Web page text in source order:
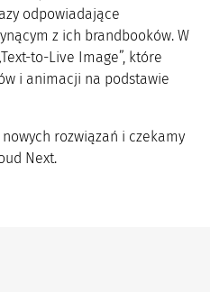
odpowiadające
z ich brandbooków. W
to-Live Image”, które
i animacji na podstawie
rozwiązań i czekamy
Next.